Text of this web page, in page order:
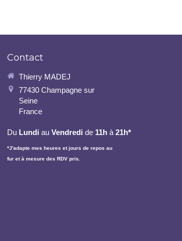
Contact
Thierry MADEJ
77430 Champagne sur
Seine
France
Du Lundi auVendredi de 11hà21h*
*J'adapte mes heures et jours de repos au
fur et à mesure des RDV pris.